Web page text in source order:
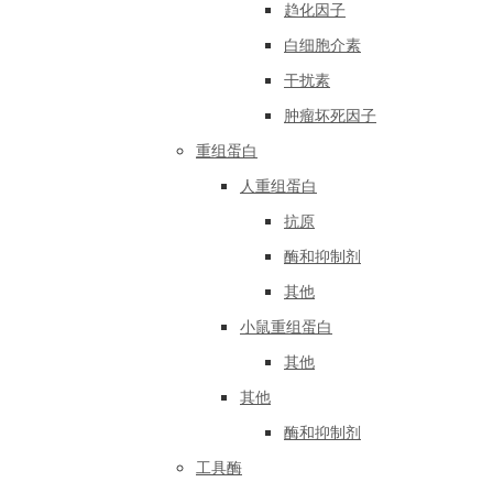
趋化因子
白细胞介素
干扰素
肿瘤坏死因子
重组蛋白
人重组蛋白
抗原
酶和抑制剂
其他
小鼠重组蛋白
其他
其他
酶和抑制剂
工具酶